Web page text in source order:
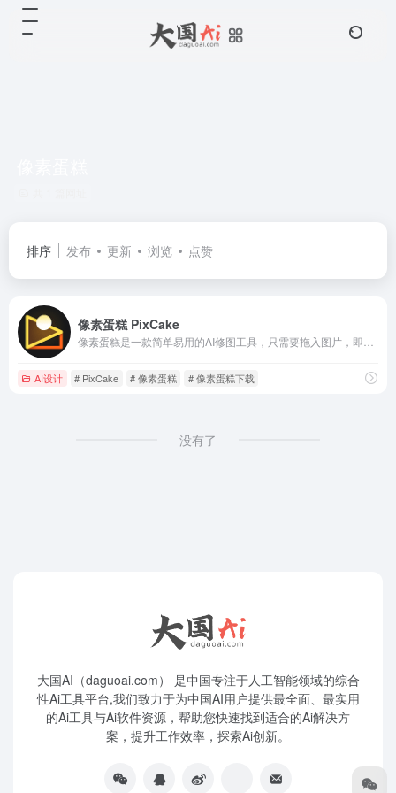
排序 发布 更新 浏览 点赞
像素蛋糕 PixCake
AI设计 # PixCake # 像素蛋糕 # 像素蛋糕下载
没有了
大国AI（daguoai.com） 是中国专注于人工智能领域的综合
性Ai工具平台,我们致力于为中国AI用户提供最全面、最实用
的Ai工具与Ai软件资源，帮助您快速找到适合的Ai解决方
案，提升工作效率，探索Ai创新。